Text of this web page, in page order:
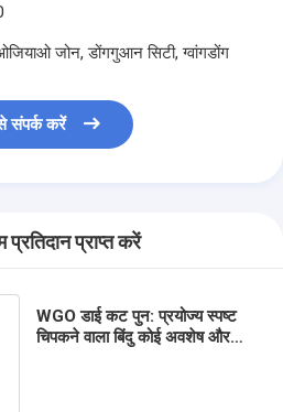
जोन, डोंगगुआन सिटी, ग्वांगडोंग
संपर्क करें
प्राप्त करें
WGO डाई कट पुन: प्रयोज्य स्पष्ट
चिपकने वाला बिंदु कोई अवशेष और